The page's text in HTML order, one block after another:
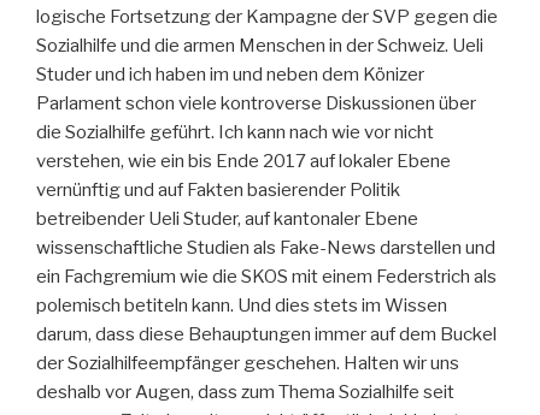
logische Fortsetzung der Kampagne der SVP gegen die
Sozialhilfe und die armen Menschen in der Schweiz. Ueli
Studer und ich haben im und neben dem Könizer
Parlament schon viele kontroverse Diskussionen über
die Sozialhilfe geführt. Ich kann nach wie vor nicht
verstehen, wie ein bis Ende 2017 auf lokaler Ebene
vernünftig und auf Fakten basierender Politik
betreibender Ueli Studer, auf kantonaler Ebene
wissenschaftliche Studien als Fake-News darstellen und
ein Fachgremium wie die SKOS mit einem Federstrich als
polemisch betiteln kann. Und dies stets im Wissen
darum, dass diese Behauptungen immer auf dem Buckel
der Sozialhilfeempfänger geschehen. Halten wir uns
deshalb vor Augen, dass zum Thema Sozialhilfe seit